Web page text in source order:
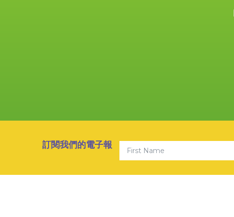
訂閱我們的電子報 First Name